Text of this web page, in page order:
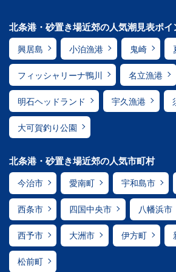
北条港・砂置き場近郊の人気潮見表ポイ
興居島 小泊漁港 鬼崎
フィッシャリーナ鴨川 名立漁港
明石ヘッドランド 宇久漁港
大可賀釣り公園
北条港・砂置き場近郊の人気市町村
今治市 愛南町 宇和島市
西条市 四国中央市 八幡浜市
西予市 大洲市 伊方町
松前町